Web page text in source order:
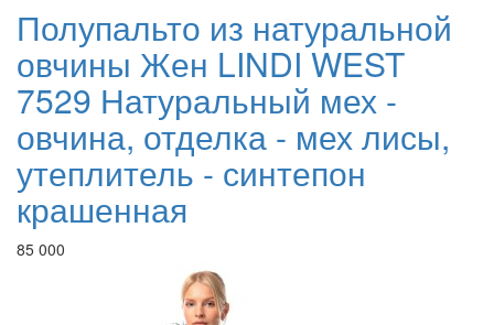
Полупальто из натуральной
овчины Жен LINDI WEST
7529 Натуральный мех -
овчина, отделка - мех лисы,
утеплитель - синтепон
крашенная
85 000